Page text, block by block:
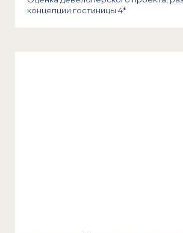
концепции гостиницы 4*